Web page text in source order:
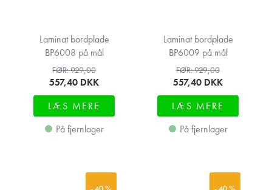
Laminat bordplade
BP6008 på mål
FØR: 929,00
557,40 DKK
LÆS MERE
På fjernlager
Laminat bordplade
BP6009 på mål
FØR: 929,00
557,40 DKK
LÆS MERE
På fjernlager